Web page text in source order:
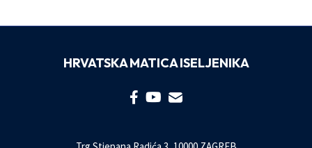
HRVATSKA MATICA ISELJENIKA